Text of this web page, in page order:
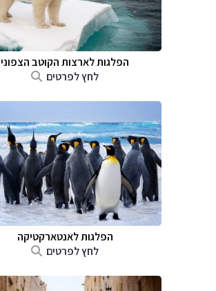
הפלגות לארצות הקוטב הצפוני
לחץ לפרטים
הפלגות לאנטארקטיקה
לחץ לפרטים